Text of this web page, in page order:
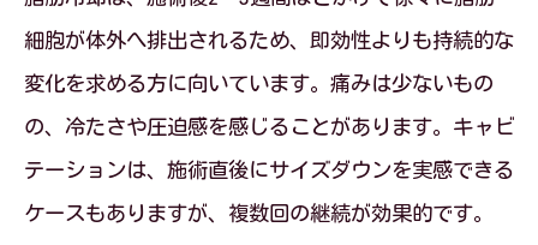
細胞が体外へ排出されるため、即効性よりも持続的な
変化を求める方に向いています。痛みは少ないもの
の、冷たさや圧迫感を感じることがあります。キャビ
テーションは、施術直後にサイズダウンを実感できる
ケースもありますが、複数回の継続が効果的です。